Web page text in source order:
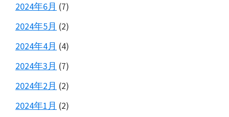
2024年6月 (7)
2024年5月 (2)
2024年4月 (4)
2024年3月 (7)
2024年2月 (2)
2024年1月 (2)